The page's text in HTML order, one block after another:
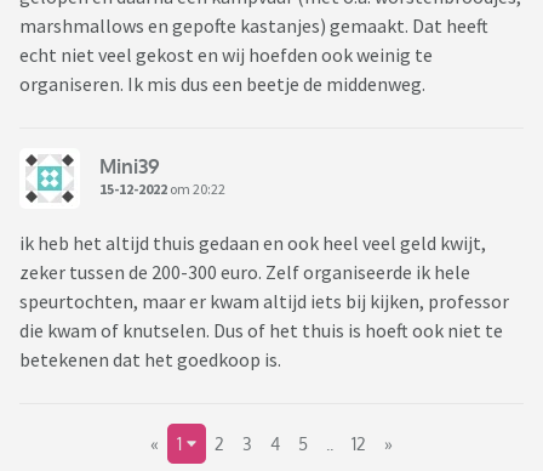
marshmallows en gepofte kastanjes) gemaakt. Dat heeft
echt niet veel gekost en wij hoefden ook weinig te
organiseren. Ik mis dus een beetje de middenweg.
Mini39
15-12-2022 om 20:22
ik heb het altijd thuis gedaan en ook heel veel geld kwijt,
zeker tussen de 200-300 euro. Zelf organiseerde ik hele
speurtochten, maar er kwam altijd iets bij kijken, professor
die kwam of knutselen. Dus of het thuis is hoeft ook niet te
betekenen dat het goedkoop is.
« 1 2 3 4 5 12 »